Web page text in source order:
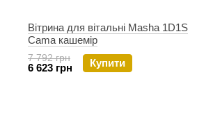
Вітрина для вітальні Masha 1D1S
Cama кашемір
7 792 грн
6 623 грн Купити